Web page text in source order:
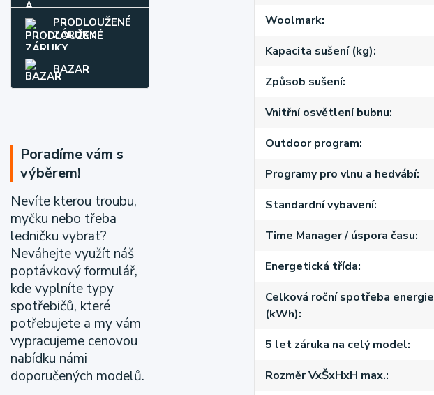
PRODLOUŽENÉ
ZÁRUKY
BAZAR
Poradíme vám s
výběrem!
Nevíte kterou troubu,
myčku nebo třeba
ledničku vybrat?
Neváhejte využít náš
poptávkový formulář,
kde vyplníte typy
spotřebičů, které
potřebujete a my vám
vypracujeme cenovou
nabídku námi
doporučených modelů.
Woolmark
Kapacita sušení (kg)
Způsob sušení
Vnitřní osvětlení bubnu
Outdoor program
Programy pro vlnu a hedvábí
Standardní vybavení
Time Manager / úspora času
Energetická třída
Celková roční spotřeba energie
(kWh)
5 let záruka na celý model
Rozměr VxŠxHxH max.